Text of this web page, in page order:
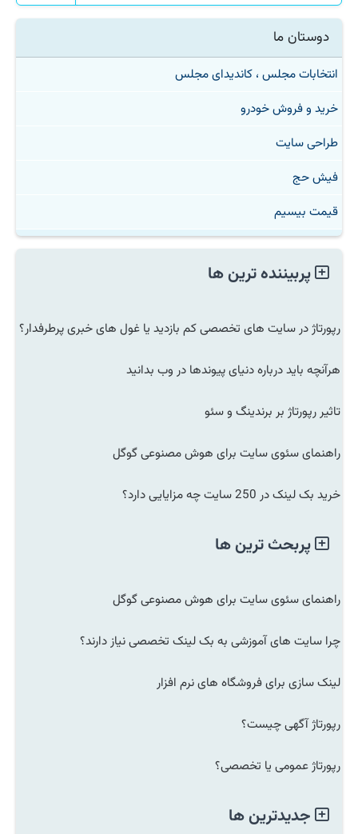
دوستان ما
انتخابات مجلس ، کاندیدای مجلس
خرید و فروش خودرو
طراحی سایت
فیش حج
قیمت بیسیم
پربیننده ترین ها
رپورتاژ در سایت های تخصصی کم بازدید یا غول های خبری پرطرفدار؟
هرآنچه باید درباره دنیای پیوندها در وب بدانید
تاثیر رپورتاژ بر برندینگ و سئو
راهنمای سئوی سایت برای هوش مصنوعی گوگل
خرید بک لینک در 250 سایت چه مزایایی دارد؟
پربحث ترین ها
راهنمای سئوی سایت برای هوش مصنوعی گوگل
چرا سایت های آموزشی به بک لینک تخصصی نیاز دارند؟
لینک سازی برای فروشگاه های نرم افزار
رپورتاژ آگهی چیست؟
رپورتاژ عمومی یا تخصصی؟
جدیدترین ها